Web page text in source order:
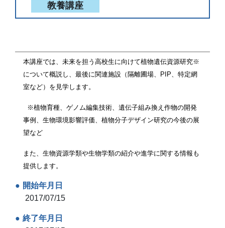
教養講座
本講座では、未来を担う高校生に向けて植物遺伝資源研究※
について概説し、最後に関連施設（隔離圃場、
PIP、特定網
室など）を見学します。
※植物育種、ゲノム編集技術、遺伝子組み換え作物の開発
事例、生物環境影響評価、植物分子デザイン研究の今後の展
望など
また、生物資源学類や生物学類の紹介や進学に関する情報も
提供します。
開始年月日
2017/07/15
終了年月日